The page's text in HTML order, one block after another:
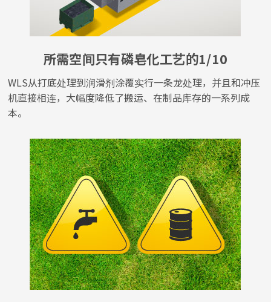
所需空间只有磷皂化工艺的1/10
WLS从打底处理到润滑剂涂覆实行一条龙处理，并且和冲压
机直接相连，大幅度降低了搬运、在制品库存的一系列成
本。